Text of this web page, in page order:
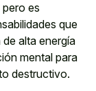
es
que
alta energía
mental para
destructivo.